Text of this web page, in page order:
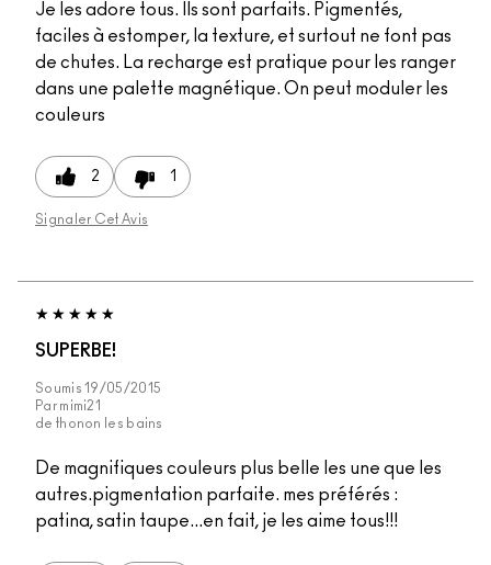
Je les adore tous. Ils sont parfaits. Pigmentés,
faciles à estomper, la texture, et surtout ne font pas
de chutes. La recharge est pratique pour les ranger
dans une palette magnétique. On peut moduler les
couleurs
2 1
Signaler Cet Avis
SUPERBE!
Soumis19/05/2015
Par mimi21
de thonon les bains
De magnifiques couleurs plus belle les une que les
autres.pigmentation parfaite. mes préférés :
patina, satin taupe...en fait, je les aime tous!!!